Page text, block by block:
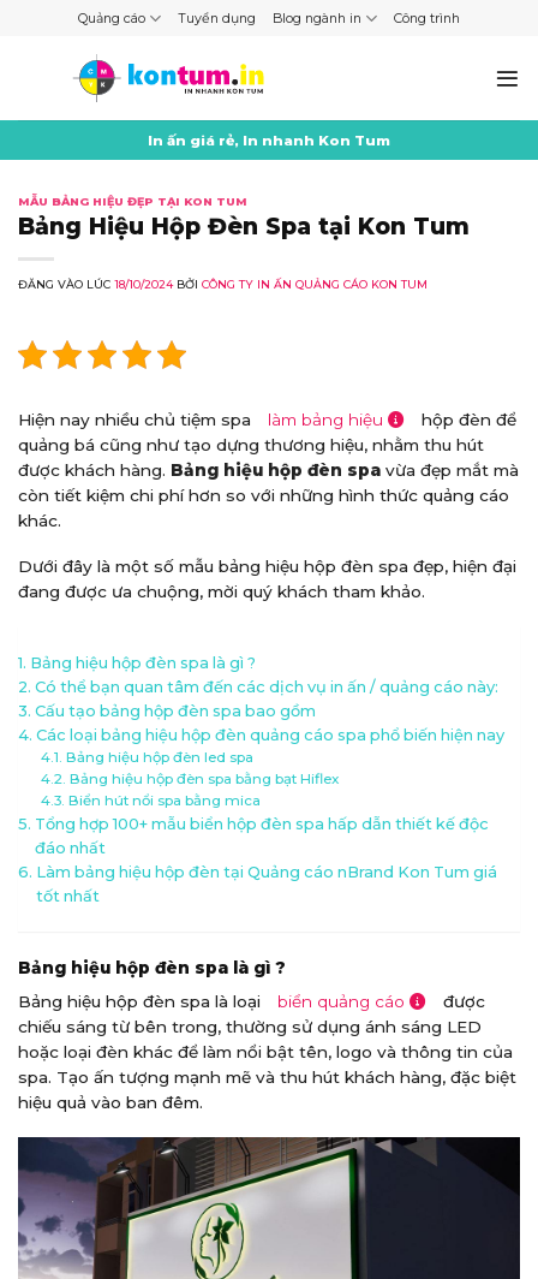
Quảng cáo Tuyển dụng Blog ngành in Công trình
In ấn giá rẻ, In nhanh Kon Tum
MẪU BẢNG HIỆU ĐẸP TẠI KON TUM
Bảng Hiệu Hộp Đèn Spa tại Kon Tum
ĐĂNG VÀO LÚC 18/10/2024BỞI CÔNG TY IN ẤN QUẢNG CÁO KON TUM
Hiện nay nhiều chủ tiệm spa làm bảng hiệu
hộp đèn để
quảng bá cũng như tạo dựng thương hiệu, nhằm thu hút
được khách hàng. Bảng hiệu hộp đèn spa vừa đẹp mắt mà
còn tiết kiệm chi phí hơn so với những hình thức quảng cáo
khác.
Dưới đây là một số mẫu bảng hiệu hộp đèn spa đẹp, hiện đại
đang được ưa chuộng, mời quý khách tham khảo.
Bảng hiệu hộp đèn spa là gì ?
Có thể bạn quan tâm đến các dịch vụ in ấn / quảng cáo này:
Cấu tạo bảng hộp đèn spa bao gồm
Các loại bảng hiệu hộp đèn quảng cáo spa phổ biến hiện nay
Bảng hiệu hộp đèn led spa
Bảng hiệu hộp đèn spa bằng bạt Hiflex
Biển hút nổi spa bằng mica
Tổng hợp 100+ mẫu biển hộp đèn spa hấp dẫn thiết kế độc
đáo nhất
Làm bảng hiệu hộp đèn tại Quảng cáo nBrand Kon Tum giá
tốt nhất
Bảng hiệu hộp đèn spa là gì ?
Bảng hiệu hộp đèn spa là loại
biển quảng cáo
được
chiếu sáng từ bên trong, thường sử dụng ánh sáng LED
hoặc loại đèn khác để làm nổi bật tên, logo và thông tin của
spa. Tạo ấn tượng mạnh mẽ và thu hút khách hàng, đặc biệt
hiệu quả vào ban đêm.